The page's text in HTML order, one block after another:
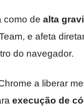
como de alta
e afeta
do navegador.
a liberar
execução de